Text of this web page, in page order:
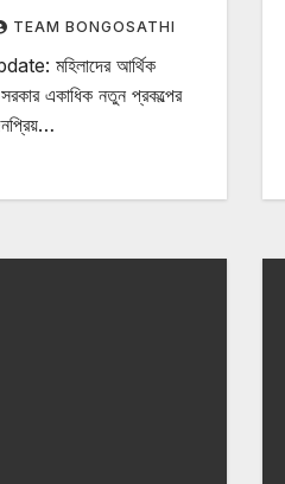
TEAM BONGOSATHI
মহিলাদের আর্থিক
একাধিক নতুন প্রকল্পের